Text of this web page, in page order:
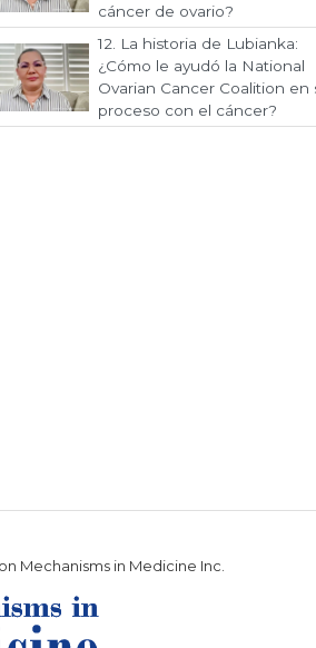
cáncer de ovario?
12. La historia de Lubianka:
¿Cómo le ayudó la National
Ovarian Cancer Coalition en
proceso con el cáncer?
Mechanisms in Medicine Inc.